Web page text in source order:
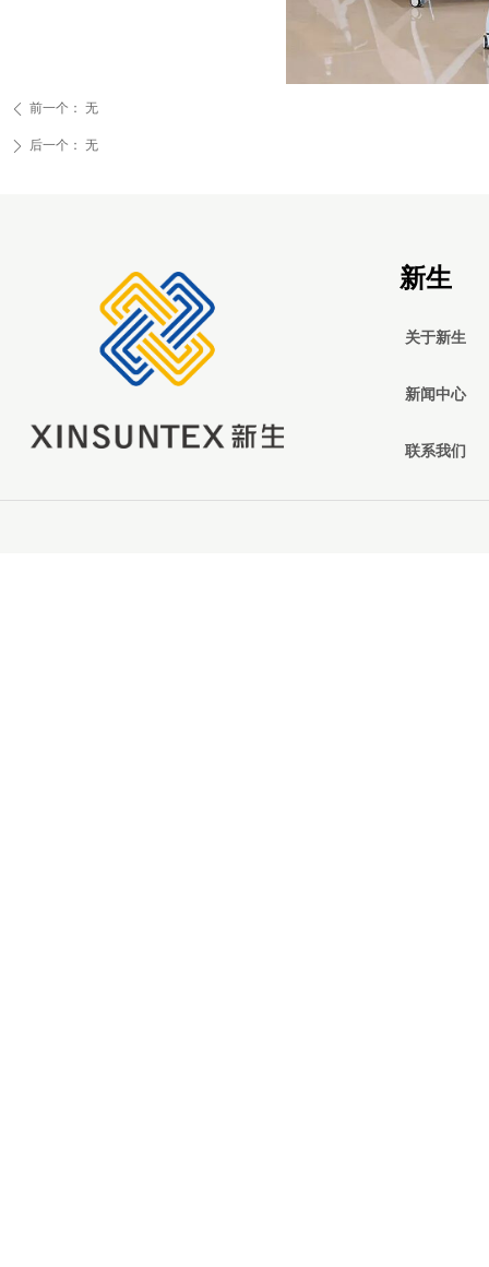
ꄴ 前一个： 无
ꄲ 后一个： 无
新生
关于新生
新闻中心
联系我们